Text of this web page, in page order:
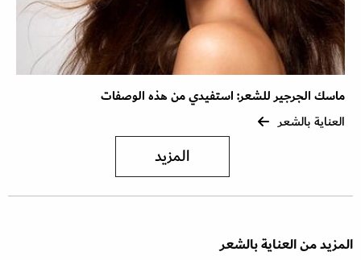
ماسك الجرجير للشعر: استفيدي من هذه الوصفات
العناية بالشعر
المزيد
المزيد من العناية بالشعر